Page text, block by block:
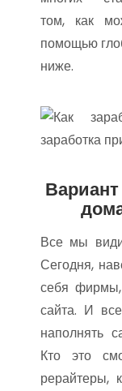
том, как
помощью
ниже.
Вариант
Все мы
Сегодня,
себя
сайта. И
наполнять
Кто это
рерайтеры,